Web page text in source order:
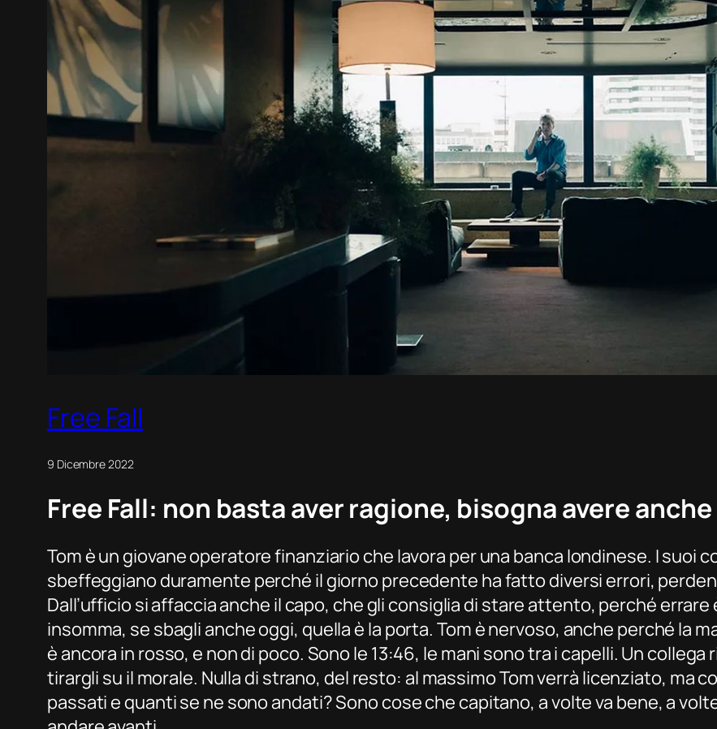
Free Fall
9 Dicembre 2022
Free Fall: non basta aver ragione, bisogna avere
Tom è un giovane operatore finanziario che lavora per una banca londinese. I suoi
sbeffeggiano duramente perché il giorno precedente ha fatto diversi errori,
Dall’ufficio si affaccia anche il capo, che gli consiglia di stare attento, perché
insomma, se sbagli anche oggi, quella è la porta. Tom è nervoso, anche perché la
è ancora in rosso, e non di poco. Sono le 13:46, le mani sono tra i capelli. Un
tirargli su il morale. Nulla di strano, del resto: al massimo Tom verrà licenziato, ma
passati e quanti se ne sono andati? Sono cose che capitano, a volte va bene, a